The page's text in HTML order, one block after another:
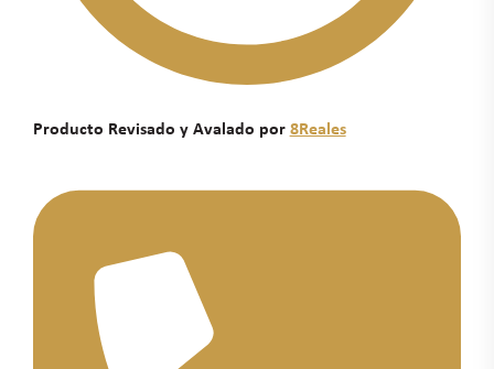
Producto Revisado y Avalado por 8Reales